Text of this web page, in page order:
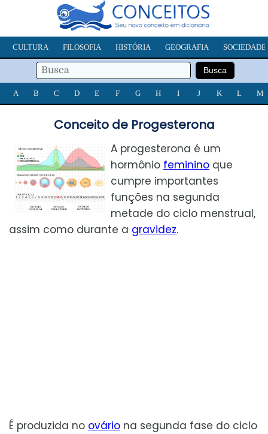
CULTURA FILOSOFIA HISTÓRIA GEOGRAFIA SOCIEDADE
A B C D E F G H I J K L M
Conceito de Progesterona
A progesterona é um
hormônio feminino que
cumpre importantes
funções na segunda
metade do ciclo menstrual,
assim como durante a gravidez.
É produzida no ovário na segunda fase do ciclo